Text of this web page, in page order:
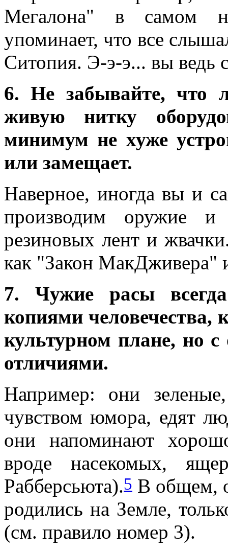
Мегалона" в самом
упоминает, что все
Ситопия. Э-э-э... вы ведь
6. Не забывайте, что
живую нитку
минимум не хуже
или замещает.
Наверное, иногда вы и
производим оружие и
резиновых лент и
как "Закон
7. Чужие расы
копиями человечества,
культурном плане, но
отличиями.
Например: они
чувством юмора, едят
они напоминают
вроде насекомых,
Рабберсьюта).5 В общем,
родились на Земле,
(см. правило номер 3).